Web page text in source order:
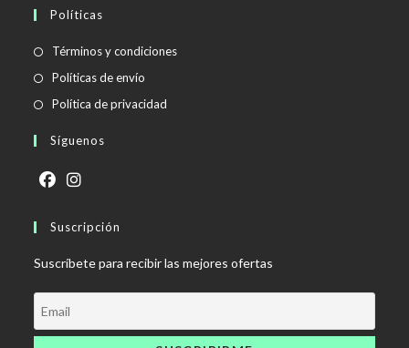
Políticas
Términos y condicionesSe
Políticas de envío
abre
Política de privacidad
Síguenos
abre
una
nueva
pestaña
abre
una
nueva
pestaña
Suscripción
Suscríbete para recibir las mejores ofertas